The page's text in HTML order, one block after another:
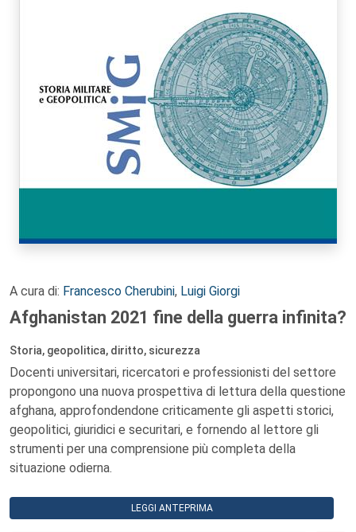
A cura di: Francesco Cherubini, Luigi Giorgi
Afghanistan 2021 fine della guerra infinita?
Storia, geopolitica, diritto, sicurezza
Docenti universitari, ricercatori e professionisti del settore
propongono una nuova prospettiva di lettura della questione
afghana, approfondendone criticamente gli aspetti storici,
geopolitici, giuridici e securitari, e fornendo al lettore gli
strumenti per una comprensione più completa della
situazione odierna.
LEGGI ANTEPRIMA